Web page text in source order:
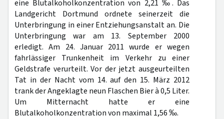
eine Blutalkoholkonzentration von 2,21 ‰. Das
Landgericht Dortmund ordnete seinerzeit die
Unterbringung in einer Entziehungsanstalt an. Die
Unterbringung war am 13. September 2000
erledigt. Am 24. Januar 2011 wurde er wegen
fahrlässiger Trunkenheit im Verkehr zu einer
Geldstrafe verurteilt. Vor der jetzt ausgeurteilten
Tat in der Nacht vom 14. auf den 15. März 2012
trank der Angeklagte neun Flaschen Bier à 0,5 Liter.
Um Mitternacht hatte er eine
Blutalkoholkonzentration von maximal 1,56 ‰.